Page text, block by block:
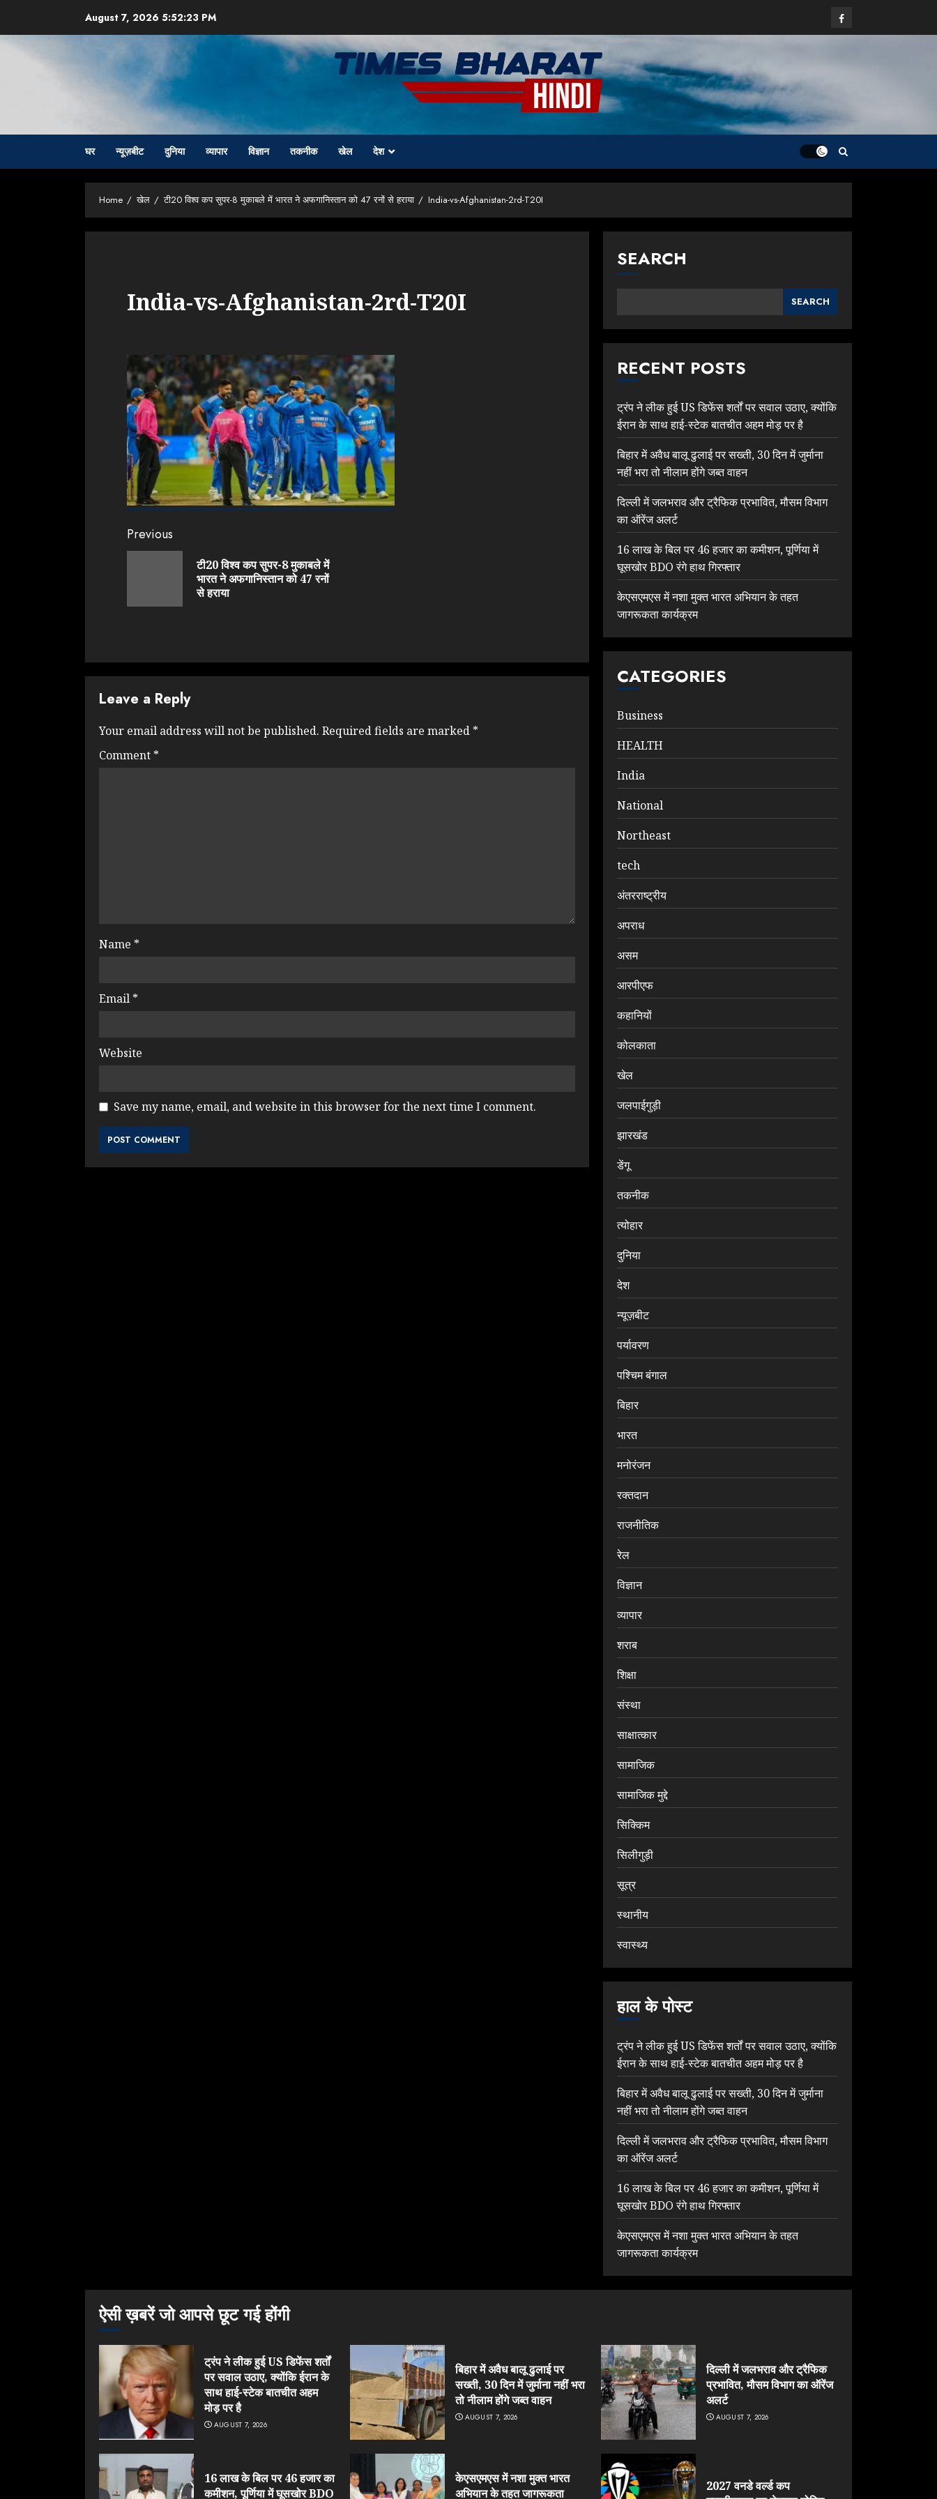
content
August 7, 2026 5:52:24 PM Facebook
घर न्यूज़बीट दुनिया व्यापार विज्ञान तकनीक खेल देश
Home खेल टी20 विश्व कप सुपर-8 मुकाबले में भारत ने अफगानिस्तान को 47 रनों से हराया India-vs-Afghanistan-2rd-T20I
India-vs-Afghanistan-2rd-T20I
Continue
Reading
Previous
टी20 विश्व कप सुपर-8 मुकाबले में
भारत ने अफगानिस्तान को 47 रनों
से हराया
Leave a Reply
Your email address will not be published. Required fields are marked *
Comment *
Name *
Email *
Website
Save my name, email, and website in this browser for the next time I comment.
SEARCH
SEARCH
RECENT POSTS
ट्रंप ने लीक हुई US डिफेंस शर्तों पर सवाल उठाए, क्योंकि
ईरान के साथ हाई-स्टेक बातचीत अहम मोड़ पर है
बिहार में अवैध बालू ढुलाई पर सख्ती, 30 दिन में जुर्माना
नहीं भरा तो नीलाम होंगे जब्त वाहन
दिल्ली में जलभराव और ट्रैफिक प्रभावित, मौसम विभाग
का ऑरेंज अलर्ट
16 लाख के बिल पर 46 हजार का कमीशन, पूर्णिया में
घूसखोर BDO रंगे हाथ गिरफ्तार
केएसएमएस में नशा मुक्त भारत अभियान के तहत
जागरूकता कार्यक्रम
CATEGORIES
Business
HEALTH
India
National
Northeast
tech
अंतरराष्ट्रीय
अपराध
असम
आरपीएफ
कहानियों
कोलकाता
खेल
जलपाईगुड़ी
झारखंड
डेंगू
तकनीक
त्योहार
दुनिया
देश
न्यूज़बीट
पर्यावरण
पश्चिम बंगाल
बिहार
भारत
मनोरंजन
रक्तदान
राजनीतिक
रेल
विज्ञान
व्यापार
शराब
शिक्षा
संस्था
साक्षात्कार
सामाजिक
सामाजिक मुद्दे
सिक्किम
सिलीगुड़ी
सूत्र
स्थानीय
स्वास्थ्य
हाल के पोस्ट
ट्रंप ने लीक हुई US डिफेंस शर्तों पर सवाल उठाए, क्योंकि
ईरान के साथ हाई-स्टेक बातचीत अहम मोड़ पर है
बिहार में अवैध बालू ढुलाई पर सख्ती, 30 दिन में जुर्माना
नहीं भरा तो नीलाम होंगे जब्त वाहन
दिल्ली में जलभराव और ट्रैफिक प्रभावित, मौसम विभाग
का ऑरेंज अलर्ट
16 लाख के बिल पर 46 हजार का कमीशन, पूर्णिया में
घूसखोर BDO रंगे हाथ गिरफ्तार
केएसएमएस में नशा मुक्त भारत अभियान के तहत
जागरूकता कार्यक्रम
ऐसी ख़बरें जो आपसे छूट गई होंगी
ट्रंप ने लीक हुई US डिफेंस शर्तों
पर सवाल उठाए, क्योंकि ईरान के
साथ हाई-स्टेक बातचीत अहम
मोड़ पर है
AUGUST 7, 2026
बिहार में अवैध बालू ढुलाई पर
सख्ती, 30 दिन में जुर्माना नहीं भरा
तो नीलाम होंगे जब्त वाहन
AUGUST 7, 2026
दिल्ली में जलभराव और ट्रैफिक
प्रभावित, मौसम विभाग का ऑरेंज
अलर्ट
AUGUST 7, 2026
16 लाख के बिल पर 46 हजार का
कमीशन, पूर्णिया में घूसखोर BDO
केएसएमएस में नशा मुक्त भारत
अभियान के तहत जागरूकता
2027 वनडे वर्ल्ड कप